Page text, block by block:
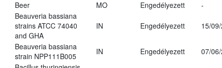
Beer
MO Engedélyezett
-
Beauveria bassiana
strains ATCC 74040
and GHA
IN Engedélyezett 15/
Beauveria bassiana
strain NPP111B005
IN Engedélyezett
07/